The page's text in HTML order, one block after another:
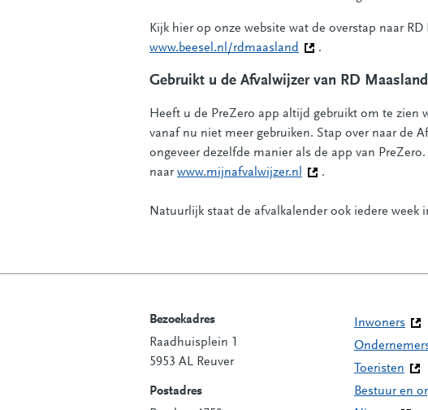
Kijk hier op onze website wat de overstap naar
www.beesel.nl/rdmaasland (Deze link gaat naar
.
Gebruikt u de Afvalwijzer van RD
Heeft u de PreZero app altijd gebruikt om te zien
vanaf nu niet meer gebruiken. Stap over naar de
ongeveer dezelfde manier als de app van
naarwww.mijnafvalwijzer.nl (Deze link gaat naar
.
Natuurlijk staat de afvalkalender ook iedere week
Contactinformatie
Bezoekadres
Raadhuisplein 1
5953 AL Reuver
Postadres
Inwoners
Toeristen
Bestuur en